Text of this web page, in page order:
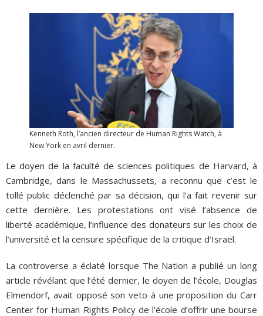
Kenneth Roth, l’ancien directeur de Human Rights Watch, à
New York en avril dernier.
Le doyen de la faculté de sciences politiques de Harvard, à
Cambridge, dans le Massachussets, a reconnu que c’est le
tollé public déclenché par sa décision, qui l’a fait revenir sur
cette dernière. Les protestations ont visé l’absence de
liberté académique, l’influence des donateurs sur les choix de
l’université et la censure spécifique de la critique d’Israël.
La controverse a éclaté lorsque The Nation a publié un long
article révélant que l’été dernier, le doyen de l’école, Douglas
Elmendorf, avait opposé son veto à une proposition du Carr
Center for Human Rights Policy de l’école d’offrir une bourse